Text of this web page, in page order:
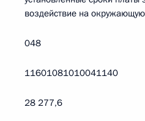
воздействие на
048
11601081010041140
28 277,6